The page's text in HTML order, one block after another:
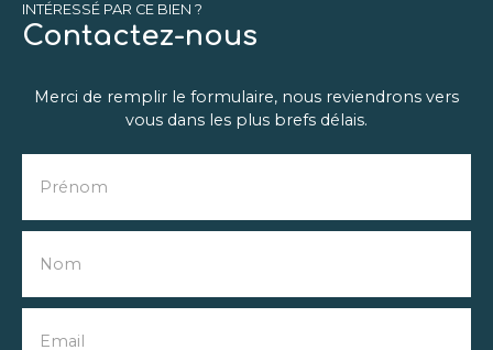
INTÉRESSÉ PAR CE BIEN ?
Contactez-nous
Merci de remplir le formulaire, nous reviendrons vers
vous dans les plus brefs délais.
Prénom
Nom
Email